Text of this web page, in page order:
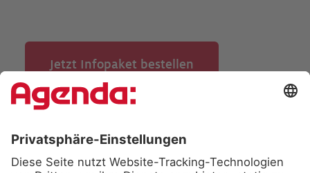
Jetzt Infopaket bestellen